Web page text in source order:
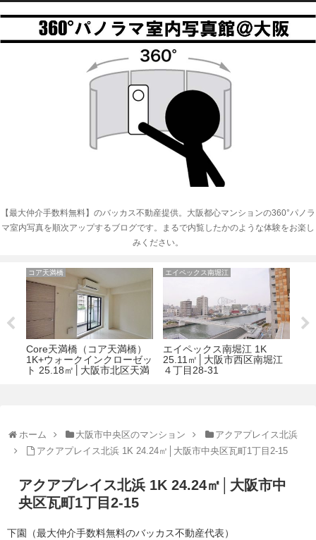
【最大仲介手数料無料】のバッカス不動産提供。大阪都心マンションの360°パノラ
マ室内写真を順次アップするブログです。まるで内覧したかのような体験をお楽し
みください。
FLAT34上汐
FLAT34上汐 1LDK 39.95㎡
│大阪市天王寺区上汐5丁目
1-20
ジューム南船場
ジューム南船場 1LDK 42.28
㎡｜大阪市中央区南船場2-
9-1
ホーム 大阪市中央区のマンション
アクアプレイス北浜
アクアプレイス北浜 1K 24.24㎡│大阪市中央区瓦町1丁目2-15
アクアプレイス北浜 1K 24.24㎡│大阪市中
央区瓦町1丁目2-15
下園（最大仲介手数料無料のバッカス不動産代表）